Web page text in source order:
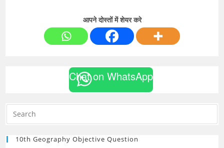
आपने दोस्तों में शेयर करे
Chat on WhatsApp
10th Geography Objective Question